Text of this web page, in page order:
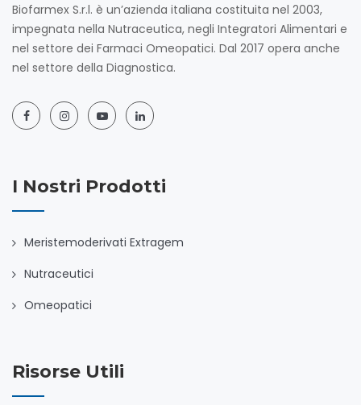
Biofarmex S.r.l. è un’azienda italiana costituita nel 2003,
impegnata nella Nutraceutica, negli Integratori Alimentari e
nel settore dei Farmaci Omeopatici. Dal 2017 opera anche
nel settore della Diagnostica.
I Nostri Prodotti
Meristemoderivati Extragem
Nutraceutici
Omeopatici
Risorse Utili